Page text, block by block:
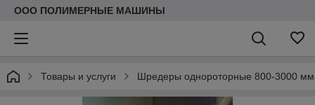
ООО ПОЛИМЕРНЫЕ МАШИНЫ
Товары и услуги Шредеры однороторные 800-3000 мм